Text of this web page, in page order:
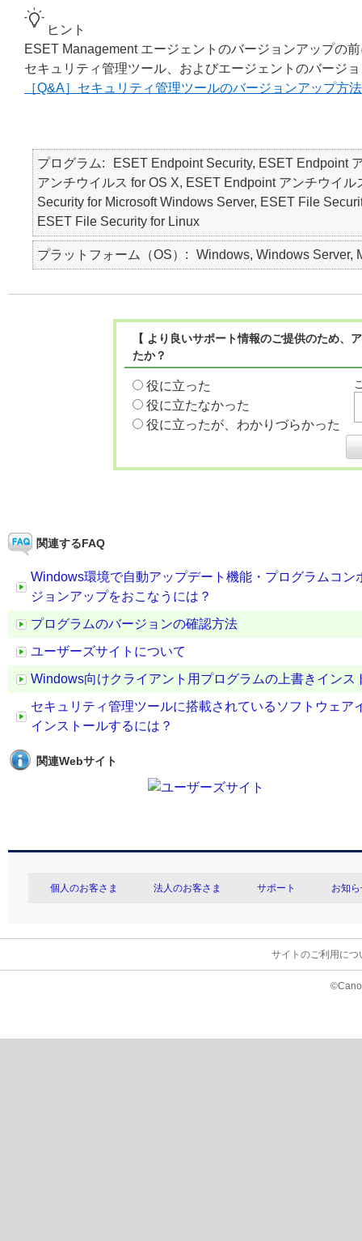
ヒント
ESET Management エージェントのバージョンアップの
セキュリティ管理ツール、およびエージェントのバージ
［Q&A］セキュリティ管理ツールのバージョンアップ方法
プログラム
ESET Endpoint Security, ESET Endpoint
アンチウイルス for OS X, ESET Endpoint アンチウイ
Security for Microsoft Windows Server, ESET File
ESET File Security for Linux
プラットフォーム（OS） Windows, Windows Server,
【 より良いサポート情報のご提供のため
たか？
役に立った
役に立たなかった
役に立ったが、わかりづらかった
関連するFAQ
Windows環境で自動アップデート機能・プログラムコ
ジョンアップをおこなうには？
プログラムのバージョンの確認方法
ユーザーズサイトについて
Windows向けクライアント用プログラムの上書きイン
セキュリティ管理ツールに搭載されているソフトウェ
インストールするには？
関連Webサイト
個人のお客さま 法人のお客さま サポート お知
サイトのご利用につ